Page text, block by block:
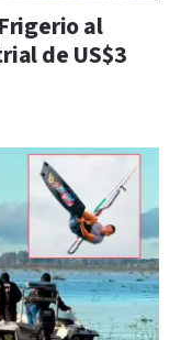
al
de US$3